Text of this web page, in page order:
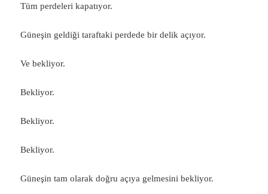
Tüm perdeleri kapatıyor.
Güneşin geldiği taraftaki perdede bir delik açıyor.
Ve bekliyor.
Bekliyor.
Bekliyor.
Bekliyor.
Güneşin tam olarak doğru açıya gelmesini bekliyor.